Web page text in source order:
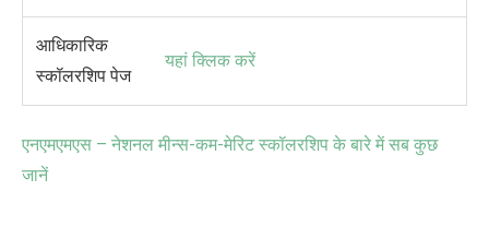
आधिकारिक
स्कॉलरशिप पेज
यहां क्लिक करें
एनएमएमएस – नेशनल मीन्स-कम-मेरिट स्कॉलरशिप के बारे में सब कुछ
जानें